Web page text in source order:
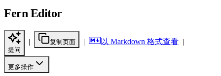
Fern Editor
提问
| 复制页面 | 以 Markdown 格式查看 |
更多操作